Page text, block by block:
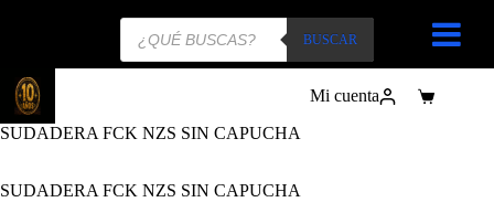
Búsqueda
BUSCAR
Mi cuenta
Carro
SUDADERA FCK NZS SIN CAPUCHA
SUDADERA FCK NZS SIN CAPUCHA